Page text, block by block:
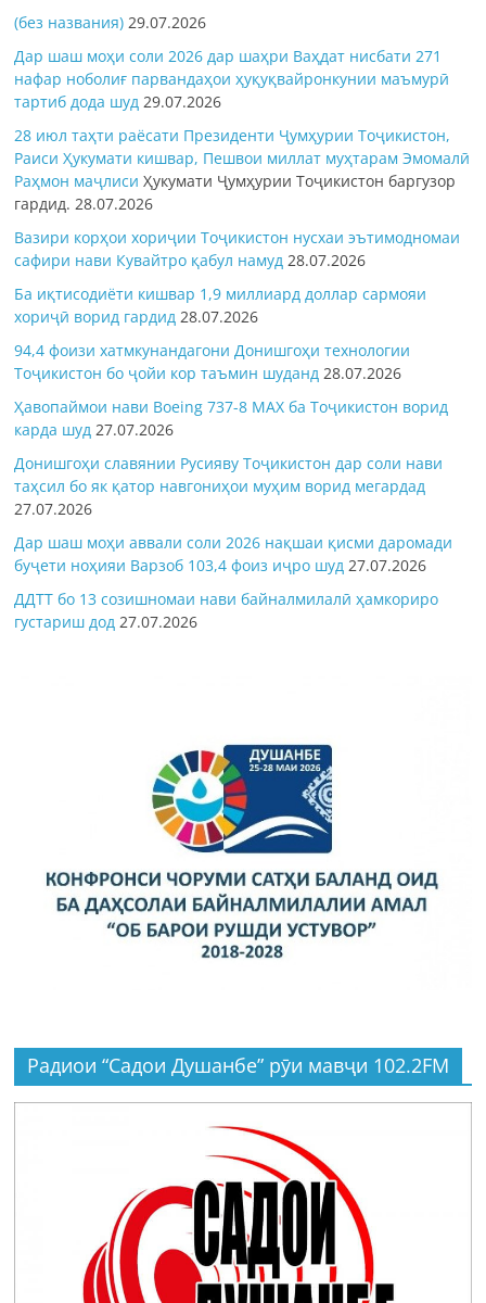
(без названия) 29.07.2026
Дар шаш моҳи соли 2026 дар шаҳри Ваҳдат нисбати 271
нафар ноболиғ парвандаҳои ҳуқуқвайронкунии маъмурӣ
тартиб дода шуд 29.07.2026
28 июл таҳти раёсати Президенти Ҷумҳурии Тоҷикистон,
Раиси Ҳукумати кишвар, Пешвои миллат муҳтарам Эмомалӣ
Раҳмон маҷлисиҲукумати Ҷумҳурии Тоҷикистон баргузор
гардид.28.07.2026
Вазири корҳои хориҷии Тоҷикистон нусхаи эътимодномаи
сафири нави Кувайтро қабул намуд 28.07.2026
Ба иқтисодиёти кишвар 1,9 миллиард доллар сармояи
хориҷӣ ворид гардид 28.07.2026
94,4 фоизи хатмкунандагони Донишгоҳи технологии
Тоҷикистон бо ҷойи кор таъмин шуданд 28.07.2026
Ҳавопаймои нави Boeing 737-8 MAX ба Тоҷикистон ворид
карда шуд 27.07.2026
Донишгоҳи славянии Русияву Тоҷикистон дар соли нави
таҳсил бо як қатор навгониҳои муҳим ворид мегардад
27.07.2026
Дар шаш моҳи аввали соли 2026 нақшаи қисми даромади
буҷети ноҳияи Варзоб 103,4 фоиз иҷро шуд 27.07.2026
ДДТТ бо 13 созишномаи нави байналмилалӣ ҳамкориро
густариш дод 27.07.2026
Радиои “Садои Душанбе” рӯи мавҷи 102.2FM